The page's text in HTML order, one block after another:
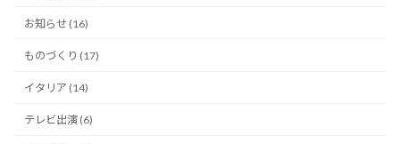
お知らせ (16)
ものづくり (17)
イタリア (14)
テレビ出演 (6)